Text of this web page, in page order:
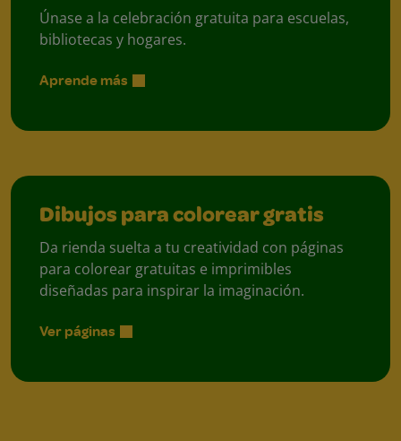
Únase a la celebración gratuita para escuelas,
bibliotecas y hogares.
Aprende más
Dibujos para colorear gratis
Da rienda suelta a tu creatividad con páginas
para colorear gratuitas e imprimibles
diseñadas para inspirar la imaginación.
Ver páginas